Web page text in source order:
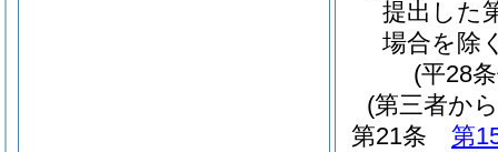
提出した
場合を除
(平28
(第三者か
第21条
第